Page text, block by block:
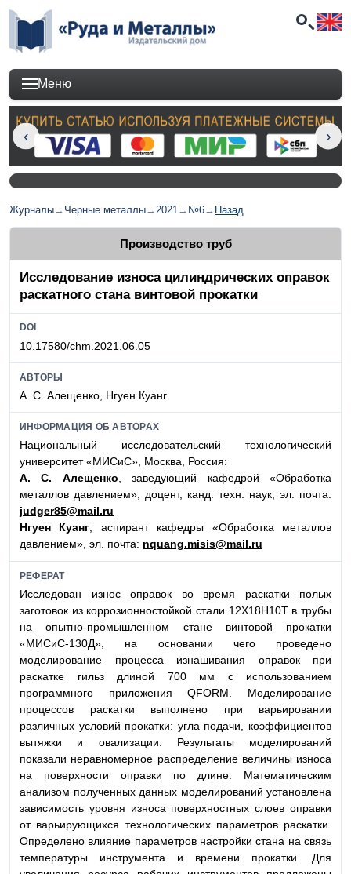
Меню
Журналы→ Черные металлы→2021→ №6→ Назад
Производство труб
Исследование износа цилиндрических оправок
раскатного стана винтовой прокатки
DOI
10.17580/chm.2021.06.05
АВТОРЫ
А. С. Алещенко, Нгуен Куанг
ИНФОРМАЦИЯ ОБ АВТОРАХ
Национальный исследовательский технологический
университет «МИСиС», Москва, Россия:
А. С. Алещенко, заведующий кафедрой «Обработка
металлов давлением», доцент, канд. техн. наук, эл. почта:
judger85@mail.ru
Нгуен Куанг, аспирант кафедры «Обработка металлов
давлением», эл. почта: nquang.misis@mail.ru
РЕФЕРАТ
Исследован износ оправок во время раскатки полых
заготовок из коррозионностойкой стали 12Х18Н10Т в трубы
на опытно-промышленном стане винтовой прокатки
«МИСиС-130Д», на основании чего проведено
моделирование процесса изнашивания оправок при
раскатке гильз длиной 700 мм с использованием
программного приложения QFORM. Моделирование
процессов раскатки выполнено при варьировании
различных условий прокатки: угла подачи, коэффициентов
вытяжки и овализации. Результаты моделирований
показали неравномерное распределение величины износа
на поверхности оправки по длине. Математическим
анализом полученных данных моделирований установлена
зависимость уровня износа поверхностных слоев оправки
от варьирующихся технологических параметров раскатки.
Определено влияние параметров настройки стана на связь
температуры инструмента и времени прокатки. Для